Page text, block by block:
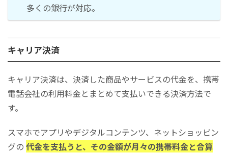
多くの銀行が対応。
キャリア決済
キャリア決済は、決済した商品やサービスの代金を、携帯
電話会社の利用料金とまとめて支払いできる決済方法で
す。
スマホでアプリやデジタルコンテンツ、ネットショッピン
グの 代金を支払うと、その金額が月々の携帯料金と合算